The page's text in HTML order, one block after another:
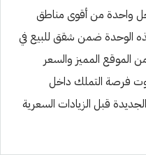
واحدة من أقوى مناطق
الوحدة ضمن شقق للبيع في
الموقع المميز والسعر
فرصة التملك داخل
قبل الزيادات السعرية